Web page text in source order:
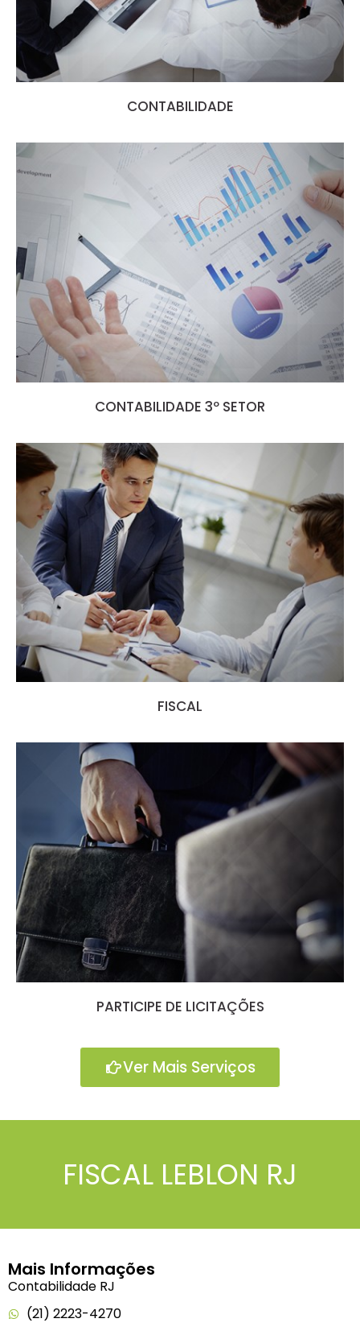
CONTABILIDADE
CONTABILIDADE 3º SETOR
FISCAL
PARTICIPE DE LICITAÇÕES
Ver Mais Serviços
FISCAL LEBLON RJ
Mais Informações
Contabilidade RJ
(21) 2223-4270